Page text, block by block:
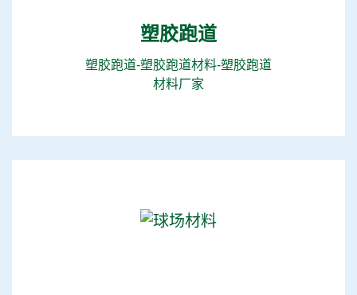
塑胶跑道
塑胶跑道-塑胶跑道材料-塑胶跑道
材料厂家